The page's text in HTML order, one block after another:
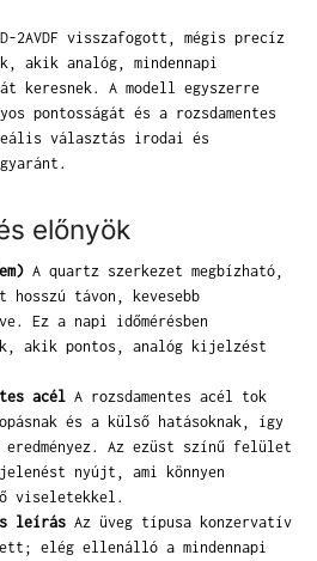
2AVDF visszafogott, mégis precíz
akik analóg, mindennapi
keresnek. A modell egyszerre
pontosságát és a rozsdamentes
választás irodai és
előnyök
A quartz szerkezet megbízható,
távon, kevesebb
Ez a napi időmérésben
akik pontos, analóg kijelzést
acél A rozsdamentes acél tok
és a külső hatásoknak, így
eredményez. Az ezüst színű felület
nyújt, ami könnyen
viseletekkel.
leírás Az üveg típusa konzervatív
elég ellenálló a mindennapi